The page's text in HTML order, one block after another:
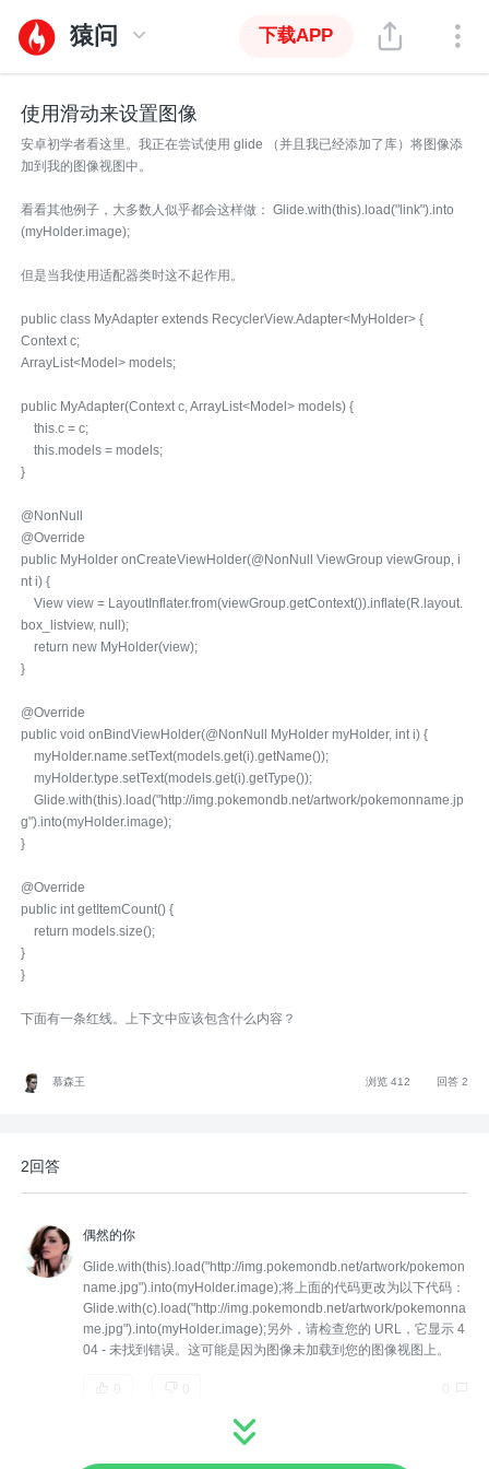
猿问 下载APP
使用滑动来设置图像
安卓初学者看这里。我正在尝试使用 glide （并且我已经添加了库）将图像添
加到我的图像视图中。
看看其他例子，大多数人似乎都会这样做： Glide.with(this).load("link").into
(myHolder.image);
但是当我使用适配器类时这不起作用。
public class MyAdapter extends RecyclerView.Adapter<MyHolder> {
Context c;
ArrayList<Model> models;
public MyAdapter(Context c, ArrayList<Model> models) {
this.c = c;
this.models = models;
}
@NonNull
@Override
public MyHolder onCreateViewHolder(@NonNull ViewGroup viewGroup, i
nt i) {
View view = LayoutInflater.from(viewGroup.getContext()).inflate(R.layout.
box_listview, null);
return new MyHolder(view);
}
@Override
public void onBindViewHolder(@NonNull MyHolder myHolder, int i) {
myHolder.name.setText(models.get(i).getName());
myHolder.type.setText(models.get(i).getType());
Glide.with(this).load("http://img.pokemondb.net/artwork/pokemonname.jp
g").into(myHolder.image);
}
@Override
public int getItemCount() {
return models.size();
}
}
下面有一条红线。上下文中应该包含什么内容？
慕森王 浏览 412 回答 2
2回答
偶然的你
Glide.with(this).load("http://img.pokemondb.net/artwork/pokemon
name.jpg").into(myHolder.image);将上面的代码更改为以下代码：
Glide.with(c).load("http://img.pokemondb.net/artwork/pokemonna
me.jpg").into(myHolder.image);另外，请检查您的 URL，它显示 4
04 - 未找到错误。这可能是因为图像未加载到您的图像视图上。